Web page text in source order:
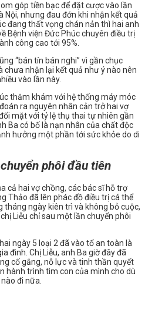
góp tiền bạc để đặt cược vào lần
Nội, nhưng đau đớn khi nhận kết quả
đang thất vọng chán nản thì hai anh
Bệnh viện Đức Phúc chuyên điều trị
công cao tới 95%.
“bán tín bán nghi” vì gần chục
nhận lại kết quả như ý nào nên
vào lần này.
thăm khám với hệ thống máy móc
ra nguyên nhân cản trở hai vợ
mặt với tỷ lệ thụ thai tự nhiên gần
Ba có bố là nạn nhân của chất độc
hưởng một phần tới sức khỏe do di
phôi đầu tiên
cả hai vợ chồng, các bác sĩ hỗ trợ
Thảo đã lên phác đồ điều trị cá thể
tháng ngày kiên trì và không bỏ cuộc,
Liễu chỉ sau một lần chuyển phôi
ngày 5 loại 2 đã vào tổ an toàn là
đình. Chị Liễu, anh Ba giờ đây đã
cố gắng, nỗ lực và tinh thần quyết
hành trình tìm con của mình cho dù
đi nữa.